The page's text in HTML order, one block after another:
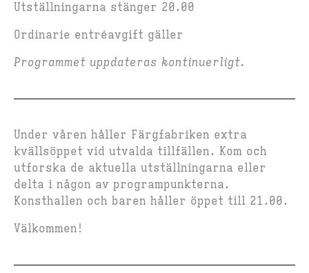
Utställningarna stänger 20.00
Ordinarie entréavgift gäller
Programmet uppdateras kontinuerligt.
Under våren håller Färgfabriken extra
kvällsöppet vid utvalda tillfällen. Kom och
utforska de aktuella utställningarna eller
delta i någon av programpunkterna.
Konsthallen och baren håller öppet till 21.00.
Välkommen!